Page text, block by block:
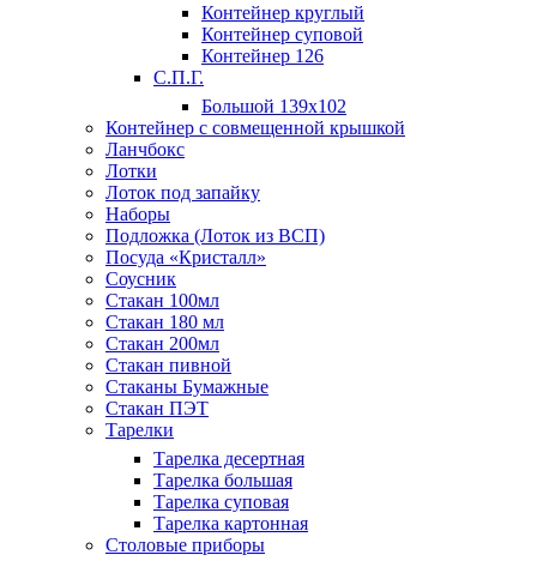
Контейнер круглый
Контейнер суповой
Контейнер 126
С.П.Г.
Большой 139х102
Контейнер с совмещенной крышкой
Ланчбокс
Лотки
Лоток под запайку
Наборы
Подложка (Лоток из ВСП)
Посуда «Кристалл»
Соусник
Стакан 100мл
Стакан 180 мл
Стакан 200мл
Стакан пивной
Стаканы Бумажные
Стакан ПЭТ
Тарелки
Тарелка десертная
Тарелка большая
Тарелка суповая
Тарелка картонная
Столовые приборы